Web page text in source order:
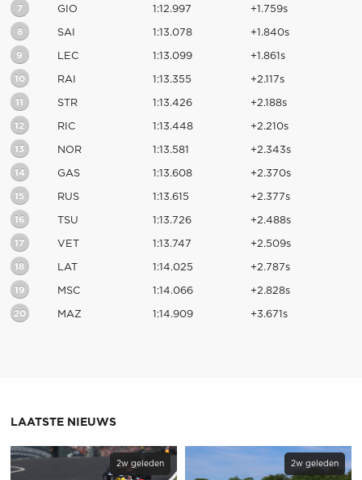
7 GIO 1:12.997 +1.759s
8 SAI 1:13.078 +1.840s
9 LEC 1:13.099 +1.861s
10 RAI 1:13.355 +2.117s
11 STR 1:13.426 +2.188s
12 RIC 1:13.448 +2.210s
13 NOR 1:13.581 +2.343s
14 GAS 1:13.608 +2.370s
15 RUS 1:13.615 +2.377s
16 TSU 1:13.726 +2.488s
17 VET 1:13.747 +2.509s
18 LAT 1:14.025 +2.787s
19 MSC 1:14.066 +2.828s
20 MAZ 1:14.909 +3.671s
LAATSTE NIEUWS
2w geleden 2w geleden